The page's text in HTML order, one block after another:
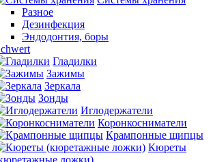
Разное
Дезинфекция
Эндодонтия, боры
Гладилки
Зажимы
Зеркала
Зонды
Иглодержатели
Коронкосниматели
Крампонные щипцы
Кюреты
ложки)